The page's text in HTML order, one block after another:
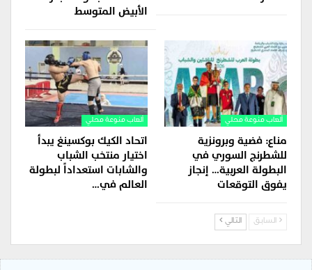
الأبيض المتوسط
ألعاب منوعة محلي
مناع: فضية وبرونزية
للشطرنج السوري في
البطولة العربية… إنجاز
يفوق التوقعات
ألعاب منوعة محلي
اتحاد الكيك بوكسينغ يبدأ
اختيار منتخب الشباب
والشابات استعداداً لبطولة
العالم في…
السابق التالي